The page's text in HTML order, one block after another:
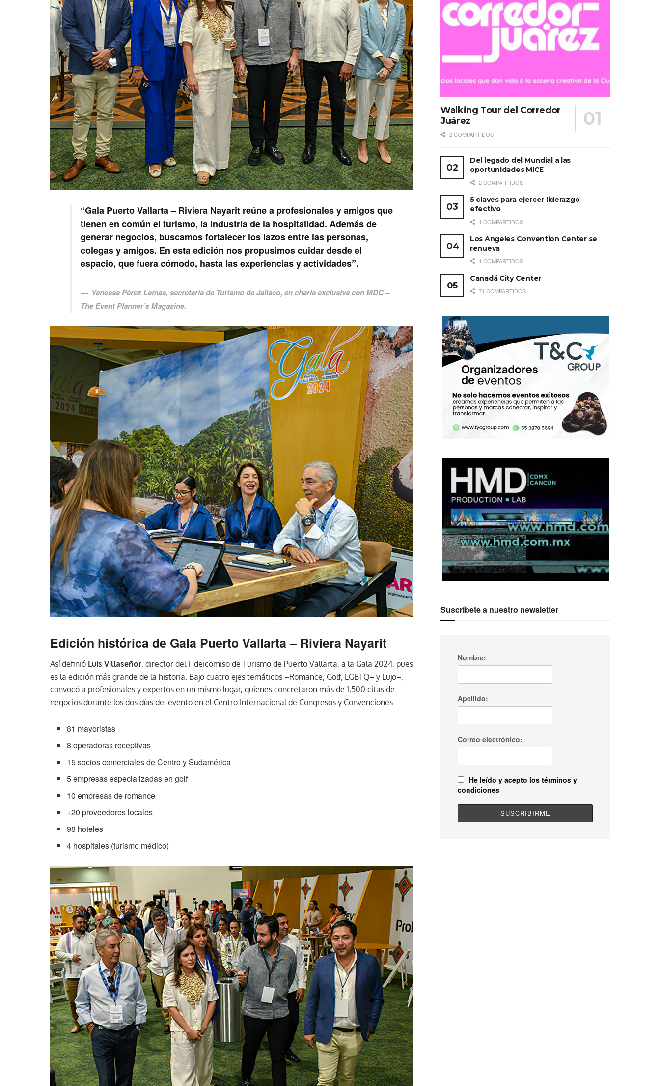
“Gala Puerto Vallarta – Riviera Nayarit reúne a profesionales y amigos que
tienen en común el turismo, la industria de la hospitalidad. Además de
generar negocios, buscamos fortalecer los lazos entre las personas,
colegas y amigos. En esta edición nos propusimos cuidar desde el
espacio, que fuera cómodo, hasta las experiencias y actividades”.
Vanessa Pérez Lamas, secretaria de Turismo de Jalisco, en charla exclusiva conMDC –
The Event Planner’s Magazine.
Edición histórica de Gala Puerto Vallarta – Riviera Nayarit
Así definió Luis Villaseñor, director del Fideicomiso de Turismo de Puerto Vallarta, a la Gala 2024, pues
es la edición más grande de la historia. Bajo cuatro ejes temáticos –Romance, Golf, LGBTQ+ y Lujo–,
convocó a profesionales y expertos en un mismo lugar, quienes concretaron más de 1,500 citas de
negocios durante los dos días del evento en el Centro Internacional de Congresos y Convenciones.
81 mayoristas
8 operadoras receptivas
15 socios comerciales de Centro y Sudamérica
5 empresas especializadas en golf
10 empresas de romance
+20 proveedores locales
98 hoteles
4 hospitales (turismo médico)
Walking Tour del Corredor
Juárez
2 COMPARTIDOS
Del legado del Mundial a las
oportunidades MICE
2 COMPARTIDOS
5 claves para ejercer liderazgo
efectivo
1 COMPARTIDOS
Los Angeles Convention Center se
renueva
1 COMPARTIDOS
Canadá City Center
71 COMPARTIDOS
Suscríbete a nuestro newsletter
Nombre:
Apellido:
Correo electrónico:
He leído y acepto los términos y
condiciones